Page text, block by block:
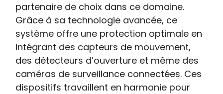
partenaire de choix dans ce domaine.
Grâce à sa technologie avancée, ce
système offre une protection optimale en
intégrant des capteurs de mouvement,
des détecteurs d’ouverture et même des
caméras de surveillance connectées. Ces
dispositifs travaillent en harmonie pour